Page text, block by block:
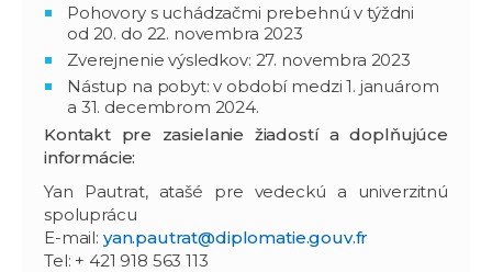
Pohovory s uchádzačmi prebehnú v týždni
od 20. do 22. novembra 2023
Zverejnenie výsledkov: 27. novembra 2023
Nástup na pobyt: v období medzi 1. januárom
a 31. decembrom 2024.
Kontakt pre zasielanie žiadostí a doplňujúce
informácie:
Yan Pautrat, atašé pre vedeckú a univerzitnú
spoluprácu
E-mail: yan.pautrat@diplomatie.gouv.fr
Tel: + 421 918 563 113